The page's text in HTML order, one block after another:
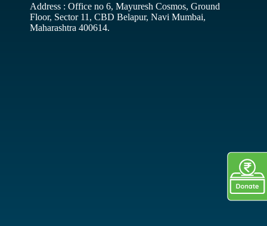
Address : Office no 6, Mayuresh Cosmos, Ground
Floor, Sector 11, CBD Belapur, Navi Mumbai,
Maharashtra 400614.